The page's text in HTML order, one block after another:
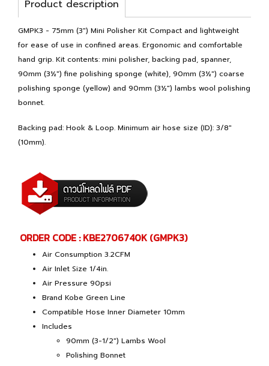
Product description
GMPK3 - 75mm (3") Mini Polisher Kit Compact and lightweight
for ease of use in confined areas. Ergonomic and comfortable
hand grip. Kit contents: mini polisher, backing pad, spanner,
90mm (3½") fine polishing sponge (white), 90mm (3½") coarse
polishing sponge (yellow) and 90mm (3½") lambs wool polishing
bonnet.
Backing pad: Hook & Loop. Minimum air hose size (ID): 3/8"
(10mm).
ORDER CODE : KBE2706740K (GMPK3)
Air Consumption 3.2CFM
Air Inlet Size 1/4in.
Air Pressure 90psi
Brand Kobe Green Line
Compatible Hose Inner Diameter 10mm
Includes
90mm (3-1/2") Lambs Wool
Polishing Bonnet